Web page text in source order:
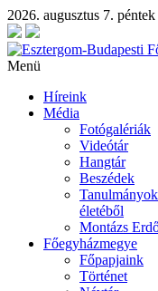
2026. augusztus 7. péntek
Menü
Híreink
Média
Fotógalériák
Videótár
Hangtár
Beszédek
életéből
Montázs
Főegyházmegye
Főpapjaink
Történet